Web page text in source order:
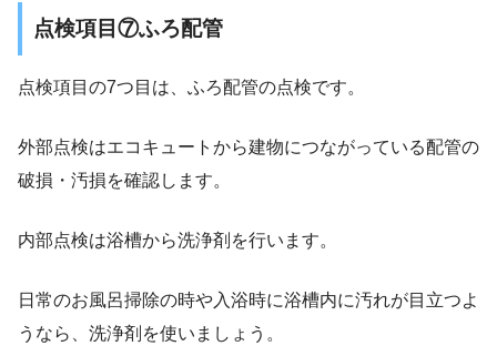
点検項目⑦ふろ配管
点検項目の7つ目は、ふろ配管の点検です。
外部点検はエコキュートから建物につながっている配管の
破損・汚損を確認します。
内部点検は浴槽から洗浄剤を行います。
日常のお風呂掃除の時や入浴時に浴槽内に汚れが目立つよ
うなら、洗浄剤を使いましょう。